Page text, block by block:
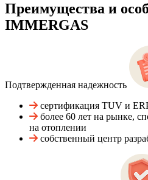
Преимущества и
IMMERGAS
Подтвержденная надежность
сертификация TUV и
более 60 лет на рынке,
на отоплении
собственный центр